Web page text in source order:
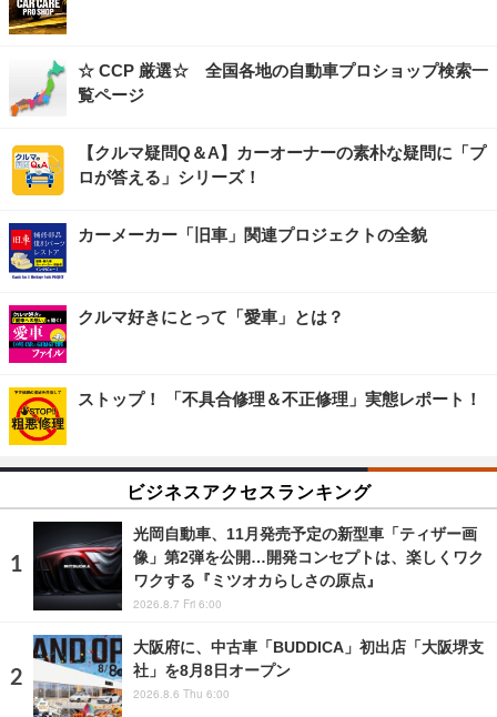
☆ CCP 厳選☆ 全国各地の自動車プロショップ検索一
覧ページ
【クルマ疑問Q＆A】カーオーナーの素朴な疑問に「プ
ロが答える」シリーズ！
カーメーカー「旧車」関連プロジェクトの全貌
クルマ好きにとって「愛車」とは？
ストップ！ 「不具合修理＆不正修理」実態レポート！
ビジネスアクセスランキング
光岡自動車、11月発売予定の新型車「ティザー画
像」第2弾を公開…開発コンセプトは、楽しくワク
ワクする『ミツオカらしさの原点』
2026.8.7 Fri 6:00
大阪府に、中古車「BUDDICA」初出店「大阪堺支
社」を8月8日オープン
2026.8.6 Thu 6:00